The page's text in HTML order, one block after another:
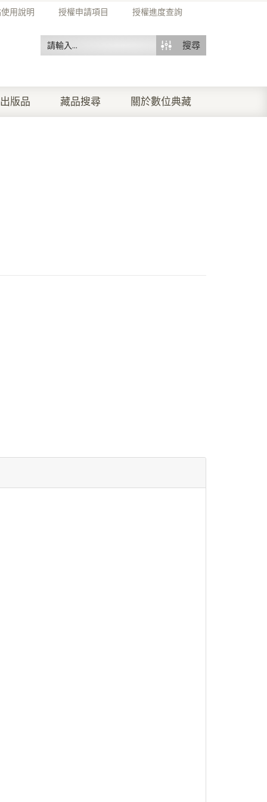
用說明 授權申請項目 授權進度查詢
搜尋
版品 藏品搜尋 關於數位典藏